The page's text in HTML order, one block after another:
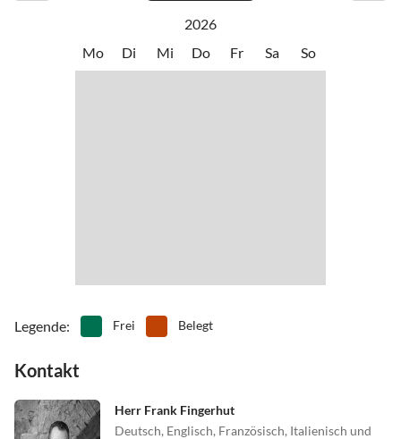
2026
Mo
Di Mi Do Fr Sa So
Legende: Frei Belegt
Kontakt
Herr Frank Fingerhut
Deutsch, Englisch, Französisch, Italienisch und